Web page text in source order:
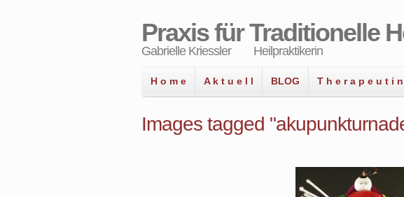
Praxis für Traditionelle
Gabrielle Kriessler Heilpraktikerin
H o m e A k t u e l l BLOG T h e r a p e u t i n
Images tagged